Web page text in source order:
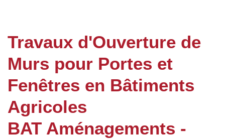
Travaux d'Ouverture de
Murs pour Portes et
Fenêtres en Bâtiments
Agricoles
BAT Aménagements -